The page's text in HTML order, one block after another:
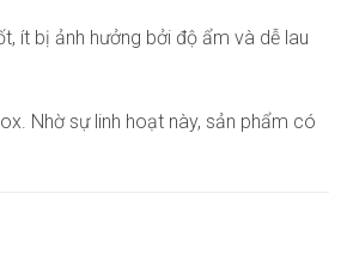
ít bị ảnh hưởng bởi độ ẩm và dễ lau
Nhờ sự linh hoạt này, sản phẩm có